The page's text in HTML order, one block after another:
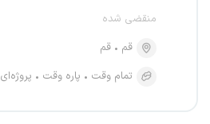
منقضی شده
قم
قم
تمام وقت
پاره وقت پروژه‌ای